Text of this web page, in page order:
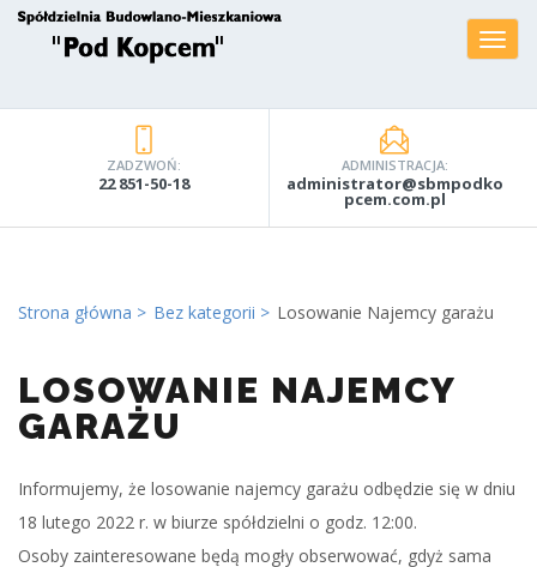
ZADZWOŃ:
22 851-50-18
ADMINISTRACJA:
administrator@sbmpodko
pcem.com.pl
Strona główna Bez kategorii Losowanie Najemcy garażu
LOSOWANIE NAJEMCY
GARAŻU
Informujemy, że losowanie najemcy garażu odbędzie się w dniu
18 lutego 2022 r. w biurze spółdzielni o godz. 12:00.
Osoby zainteresowane będą mogły obserwować, gdyż sama